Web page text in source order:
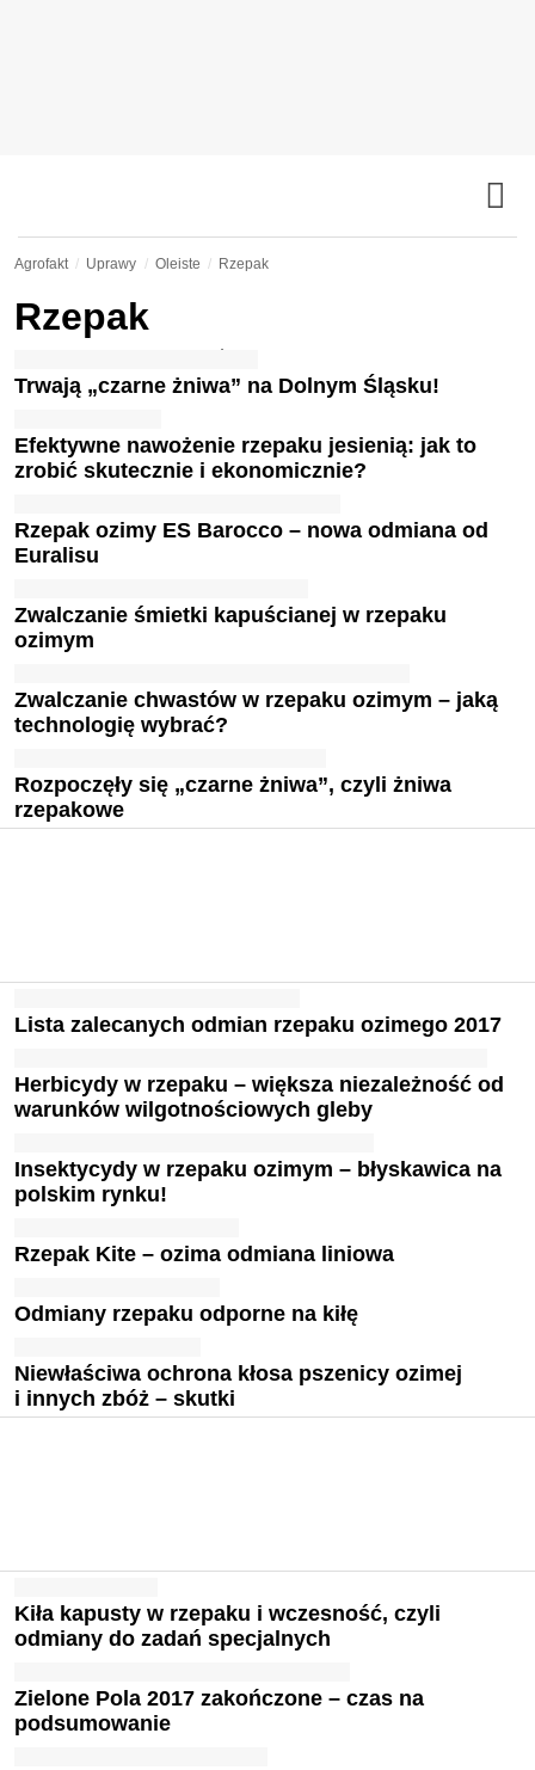
Agrofakt Uprawy Oleiste Rzepak
Rzepak
Trwają „czarne żniwa” na Dolnym Śląsku!
Efektywne nawożenie rzepaku jesienią: jak to
zrobić skutecznie i ekonomicznie?
Rzepak ozimy ES Barocco – nowa odmiana od
Euralisu
Zwalczanie śmietki kapuścianej w rzepaku
ozimym
Zwalczanie chwastów w rzepaku ozimym – jaką
technologię wybrać?
Rozpoczęły się „czarne żniwa”, czyli żniwa
rzepakowe
Lista zalecanych odmian rzepaku ozimego 2017
Herbicydy w rzepaku – większa niezależność od
warunków wilgotnościowych gleby
Insektycydy w rzepaku ozimym – błyskawica na
polskim rynku!
Rzepak Kite – ozima odmiana liniowa
Odmiany rzepaku odporne na kiłę
Niewłaściwa ochrona kłosa pszenicy ozimej
i innych zbóż – skutki
Kiła kapusty w rzepaku i wczesność, czyli
odmiany do zadań specjalnych
Zielone Pola 2017 zakończone – czas na
podsumowanie